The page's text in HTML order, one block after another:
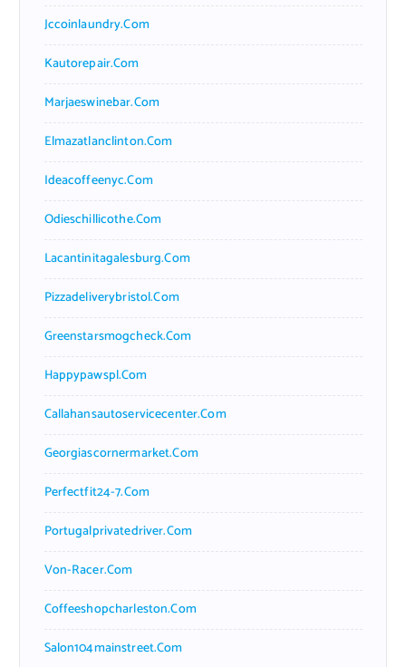
Jccoinlaundry.com
Kautorepair.com
Marjaeswinebar.com
Elmazatlanclinton.com
Ideacoffeenyc.com
Odieschillicothe.com
Lacantinitagalesburg.com
Pizzadeliverybristol.com
Greenstarsmogcheck.com
Happypawspl.com
Callahansautoservicecenter.com
Georgiascornermarket.com
Perfectfit24-7.com
Portugalprivatedriver.com
Von-Racer.com
Coffeeshopcharleston.com
Salon104mainstreet.com